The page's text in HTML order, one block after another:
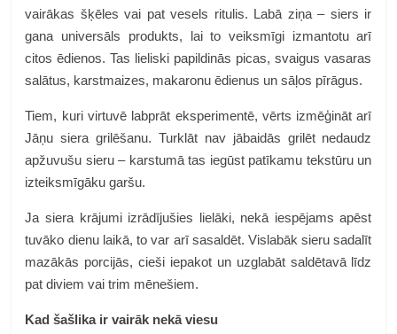
vairākas šķēles vai pat vesels ritulis. Labā ziņa – siers ir
gana universāls produkts, lai to veiksmīgi izmantotu arī
citos ēdienos. Tas lieliski papildinās picas, svaigus vasaras
salātus, karstmaizes, makaronu ēdienus un sāļos pīrāgus.
Tiem, kuri virtuvē labprāt eksperimentē, vērts izmēģināt arī
Jāņu siera grilēšanu. Turklāt nav jābaidās grilēt nedaudz
apžuvušu sieru – karstumā tas iegūst patīkamu tekstūru un
izteiksmīgāku garšu.
Ja siera krājumi izrādījušies lielāki, nekā iespējams apēst
tuvāko dienu laikā, to var arī sasaldēt. Vislabāk sieru sadalīt
mazākās porcijās, cieši iepakot un uzglabāt saldētavā līdz
pat diviem vai trim mēnešiem.
Kad šašlika ir vairāk nekā viesu